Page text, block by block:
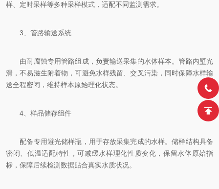
样、定时采样等多种采样模式，适配不同监测需求。
3、管路输送系统
由耐腐蚀专用管路组成，负责输送采集的水体样本。管路内壁光
滑，不易滋生附着物，可避免水样残留、交叉污染，同时保障水样输
送全程密闭，维持样本原始理化状态。
4、样品储存组件
配备专用避光储样瓶，用于存放采集完成的水样。储样结构具备
密闭、低温适配特性，可减缓水样理化性质变化，保留水体原始指
标，保障后续检测数据贴合真实水质状况。